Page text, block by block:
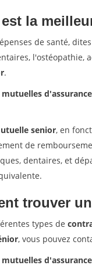
la
de santé,
l'ostéopathie,
.
senior, en
de
dentaires, et
trouver
types de
, vous pouvez